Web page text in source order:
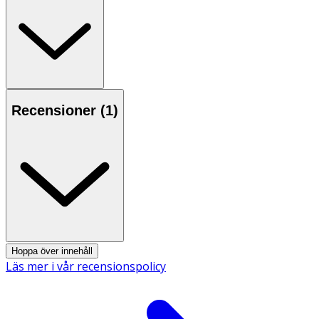
händer, fötter och armbågar.
Användning
Förvaring
Olea europaea fruit oil, Cera flava, Calendula officinalis
flower extract, Matricaria recutita, Lavandula angustifolia
Recensioner (1)
Hoppa över innehåll
Läs mer i vår recensionspolicy